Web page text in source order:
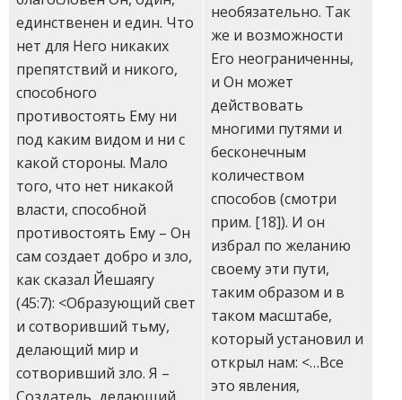
единственен и един. Что
нет для Него никаких
препятствий и никого,
способного
противостоять Ему ни
под каким видом и ни с
какой стороны. Мало
того, что нет никакой
власти, способной
противостоять Ему – Он
сам создает добро и зло,
как сказал Йешаягу
(45:7): <Образующий свет
и сотворивший тьму,
делающий мир и
сотворивший зло. Я –
необязательно. Так
же и возможности
Его неограниченны,
и Он может
действовать
многими путями и
бесконечным
количеством
способов (смотри
прим. [18]). И он
избрал по желанию
своему эти пути,
таким образом и в
таком масштабе,
который установил и
открыл нам: <…Все
это явления,